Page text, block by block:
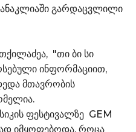
გარდაცვლილი
"თი ბი სი
ინფორმაციით,
მთავრობის
ფესტივალზე GEM
იმყოფებოდა, როცა